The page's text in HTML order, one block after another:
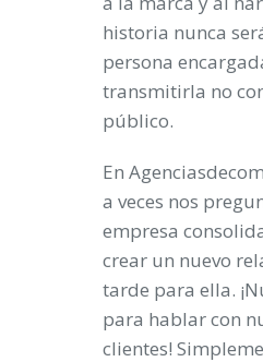
historia nunca
persona
transmitirla no
público.
En
a veces nos
empresa
crear un nuevo
tarde para ella.
para hablar con
clientes!